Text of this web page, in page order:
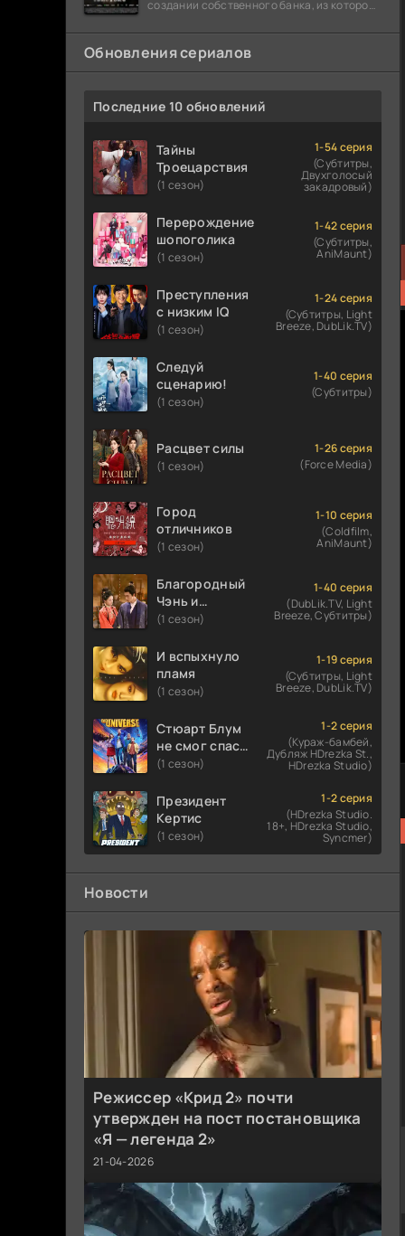
создании собственного банка, из которого
долларов. Однако,
Обновления сериалов
Последние 10 обновлений
Тайны
Троецарствия
(1 сезон)
1-54 серия
(Субтитры,
Двухголосый
закадровый)
Перерождение
шопоголика
(1 сезон)
1-42 серия
(Субтитры,
AniMaunt)
Преступления
с низким IQ
(1 сезон)
1-24 серия
(Субтитры, Light
Breeze, DubLik.TV)
Следуй
сценарию!
(1 сезон)
1-40 серия
(Субтитры)
Расцвет силы
(1 сезон)
1-26 серия
(Force Media)
Город
отличников
(1 сезон)
1-10 серия
(Coldfilm,
AniMaunt)
Благородный
Чэнь и
прекрасная
(1 сезон)
1-40 серия
(DubLik.TV, Light
Breeze, Субтитры)
И вспыхнуло
пламя
(1 сезон)
1-19 серия
(Субтитры, Light
Breeze, DubLik.TV)
Стюарт Блум
не смог спасти
вселенную
(1 сезон)
1-2 серия
(Кураж-бамбей,
Дубляж HDrezka St.,
HDrezka Studio)
Президент
Кертис
(1 сезон)
1-2 серия
(HDrezka Studio.
18+, HDrezka Studio,
Syncmer)
Новости
Режиссер «Крид 2» почти
утвержден на пост постановщика
«Я — легенда 2»
21-04-2026